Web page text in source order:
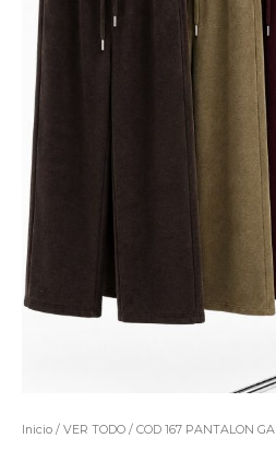
Inicio / VER TODO / COD 167 PANTALON